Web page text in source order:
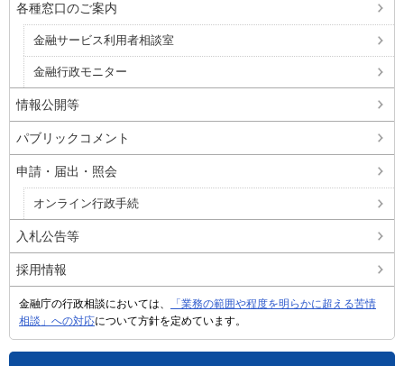
各種窓口のご案内
金融サービス利用者相談室
金融行政モニター
情報公開等
パブリックコメント
申請・届出・照会
オンライン行政手続
入札公告等
採用情報
金融庁の行政相談においては、
「業務の範囲や程度を明らかに超える苦情
相談」への対応について方針を定めています。